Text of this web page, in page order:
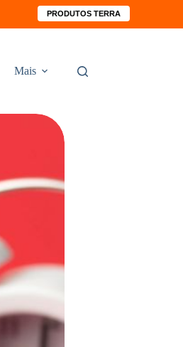
PRODUTOS TERRA
Mais